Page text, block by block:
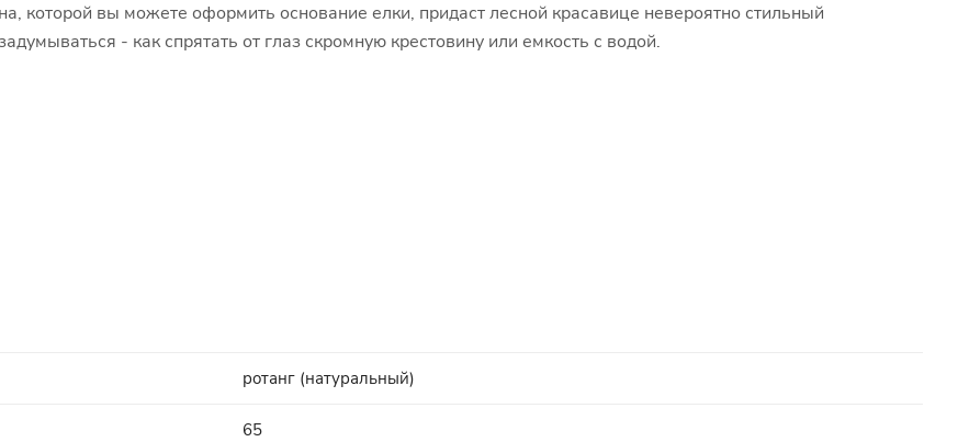
которой вы можете оформить основание елки, придаст лесной красавице невероятно стильный
- как спрятать от глаз скромную крестовину или емкость с водой.
ротанг (натуральный)
65